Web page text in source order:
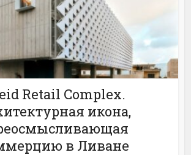
Retail Complex.
икона,
в Ливане